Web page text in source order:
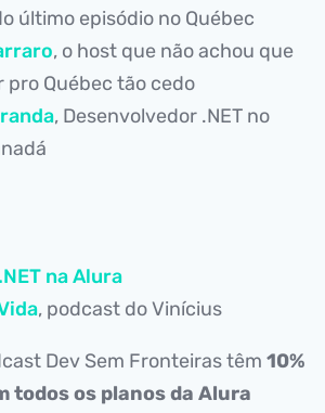
último episódio no Québec
, o host que não achou que
pro Québec tão cedo
, Desenvolvedor .NET no
na Alura
, podcast do Vinícius
Dev Sem Fronteiras têm 10%
todos os planos da Alura